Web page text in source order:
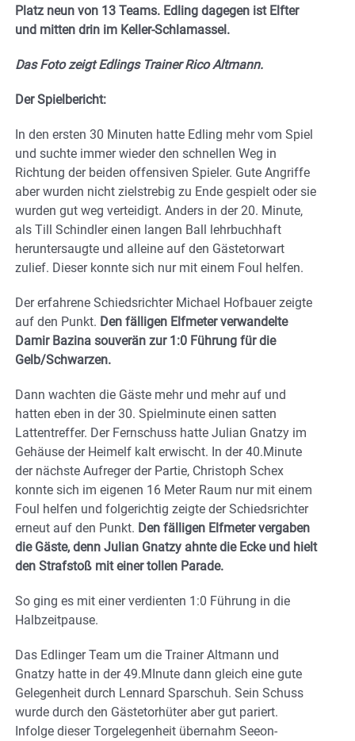
Platz neun von 13 Teams. Edling dagegen ist Elfter
und mitten drin im Keller-Schlamassel.
Das Foto zeigt Edlings Trainer Rico Altmann.
Der Spielbericht:
In den ersten 30 Minuten hatte Edling mehr vom Spiel
und suchte immer wieder den schnellen Weg in
Richtung der beiden offensiven Spieler. Gute Angriffe
aber wurden nicht zielstrebig zu Ende gespielt oder sie
wurden gut weg verteidigt. Anders in der 20. Minute,
als Till Schindler einen langen Ball lehrbuchhaft
heruntersaugte und alleine auf den Gästetorwart
zulief. Dieser konnte sich nur mit einem Foul helfen.
Der erfahrene Schiedsrichter Michael Hofbauer zeigte
auf den Punkt. Den fälligen Elfmeter verwandelte
Damir Bazina souverän zur 1:0 Führung für die
Gelb/Schwarzen.
Dann wachten die Gäste mehr und mehr auf und
hatten eben in der 30. Spielminute einen satten
Lattentreffer. Der Fernschuss hatte Julian Gnatzy im
Gehäuse der Heimelf kalt erwischt. In der 40.Minute
der nächste Aufreger der Partie, Christoph Schex
konnte sich im eigenen 16 Meter Raum nur mit einem
Foul helfen und folgerichtig zeigte der Schiedsrichter
erneut auf den Punkt. Den fälligen Elfmeter vergaben
die Gäste, denn Julian Gnatzy ahnte die Ecke und hielt
den Strafstoß mit einer tollen Parade.
So ging es mit einer verdienten 1:0 Führung in die
Halbzeitpause.
Das Edlinger Team um die Trainer Altmann und
Gnatzy hatte in der 49.MInute dann gleich eine gute
Gelegenheit durch Lennard Sparschuh. Sein Schuss
wurde durch den Gästetorhüter aber gut pariert.
Infolge dieser Torgelegenheit übernahm Seeon-